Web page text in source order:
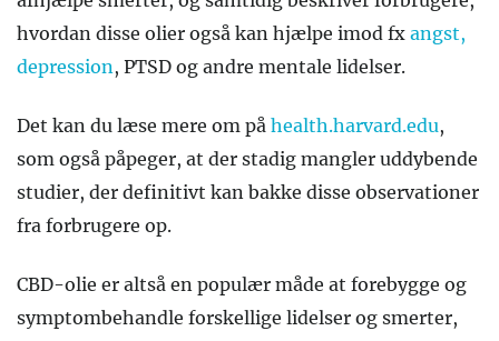
hvordan disse olier også kan hjælpe imod fx angst,
depression, PTSD og andre mentale lidelser.
Det kan du læse mere om på health.harvard.edu,
som også påpeger, at der stadig mangler uddybende
studier, der definitivt kan bakke disse observationer
fra forbrugere op.
CBD-olie er altså en populær måde at forebygge og
symptombehandle forskellige lidelser og smerter,